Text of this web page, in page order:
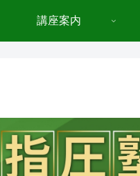
講座案内